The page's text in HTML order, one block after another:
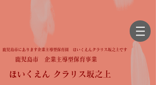
鹿児島市にあります企業主導型保育園 ほいくえんクラリス坂之上です
鹿児島市 企業主導型保育事業
ほいくえん クラリス坂之上